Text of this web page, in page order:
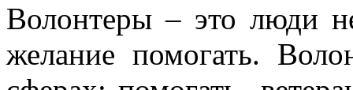
Волонтеры – это люди
желание помогать.